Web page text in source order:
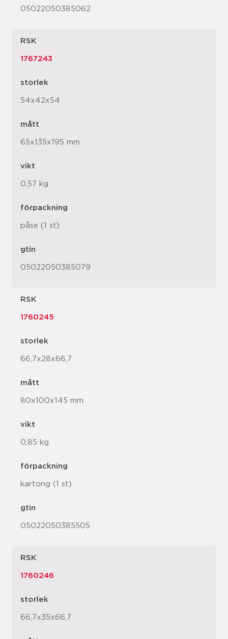
05022050385062
RSK
1767243
storlek
54x42x54
mått
65x135x195 mm
vikt
0,57 kg
förpackning
påse (1 st)
gtin
05022050385079
RSK
1760245
storlek
66,7x28x66,7
mått
80x100x145 mm
vikt
0,85 kg
förpackning
kartong (1 st)
gtin
05022050385505
RSK
1760246
storlek
66,7x35x66,7